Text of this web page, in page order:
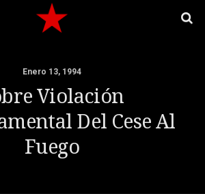
Enero 13, 1994
Violación
Del Cese Al
Fuego